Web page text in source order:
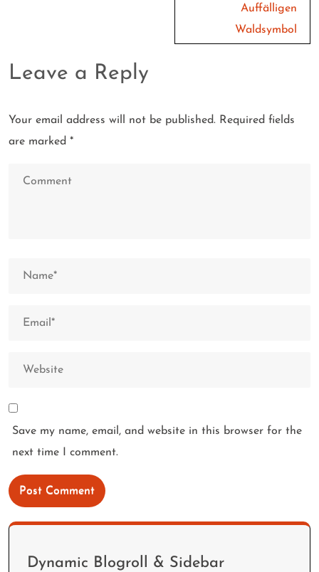
Auffälligen
Waldsymbol
Leave a Reply
Your email address will not be published. Required fields
are marked *
Save my name, email, and website in this browser for the
next time I comment.
Dynamic Blogroll & Sidebar